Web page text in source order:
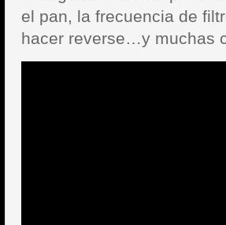
el pan, la frecuencia de
hacer reverse…y muchas